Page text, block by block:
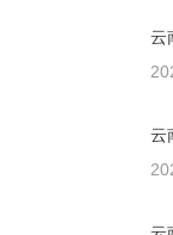
云
云